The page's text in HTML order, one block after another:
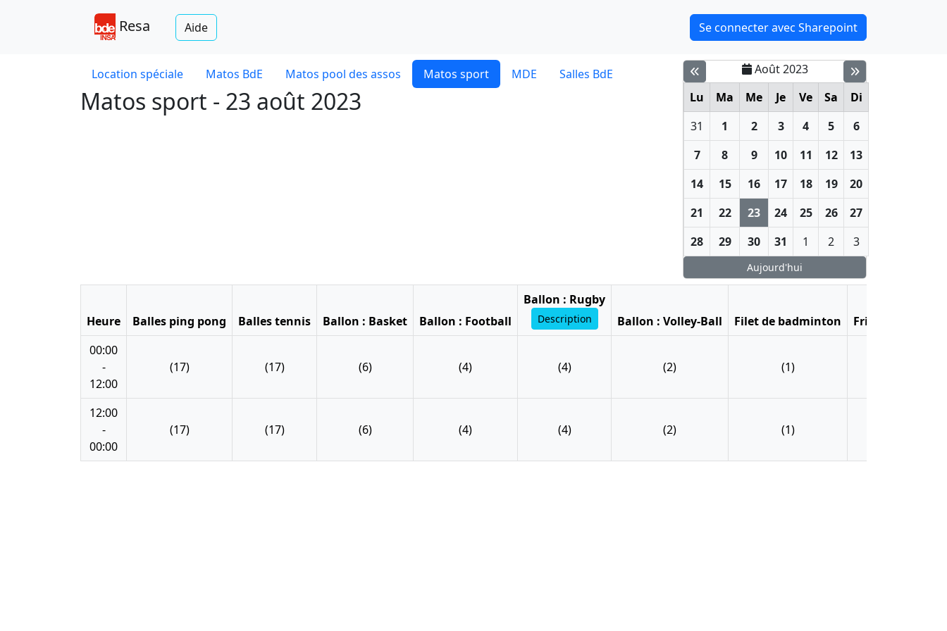
Resa Aide Se connecter avec Sharepoint
Location spéciale Matos BdE Matos pool des assos Matos sport MDE Salles BdE
Matos sport - 23 août 2023
Août 2023
Lu
Ma Me Je Ve Sa
Di
31
1 2 3 4 5
6
7
8 9 10 11 12
13
14
15 16 17 18 19
20
21
22 23 24 25 26
27
28
29 30 31 1 2 3
Aujourd'hui
Heure Balles ping pong Balles tennis Ballon : Basket Ballon : Football
Ballon : Rugby
Description Ballon : Volley-Ball Filet de badminton Frisbee
00:00
-
12:00
(17) (17) (6) (4) (4) (2) (1)
12:00
-
00:00
(17) (17) (6) (4) (4) (2) (1)